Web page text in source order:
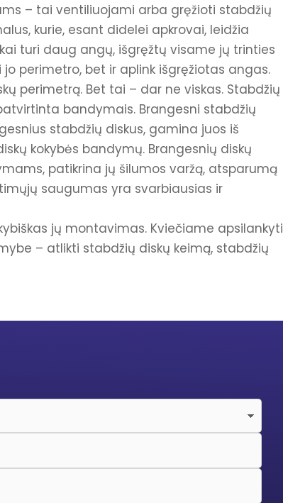
– tai ventiliuojami arba gręžioti stabdžių
kurie, esant didelei apkrovai, leidžia
turi daug angų, išgręžtų visame jų trinties
perimetro, bet ir aplink išgręžiotas angas.
perimetrą. Bet tai – dar ne viskas. Stabdžių
bandymais. Brangesni stabdžių
stabdžių diskus, gamina juos iš
kokybės bandymų. Brangesnių diskų
patikrina jų šilumos varžą, atsparumą
saugumas yra svarbiausias ir
jų montavimas. Kviečiame apsilankyti
– atlikti stabdžių diskų keimą, stabdžių